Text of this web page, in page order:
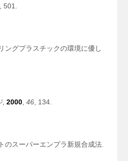
, 501.
ングプラスチックの環境に優し
,2000 ,46 , 134.
のスーパーエンプラ新規合成法.